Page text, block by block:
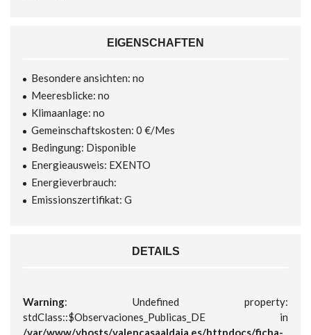
EIGENSCHAFTEN
Besondere ansichten: no
Meeresblicke: no
Klimaanlage: no
Gemeinschaftskosten: 0 €/Mes
Bedingung: Disponible
Energieausweis: EXENTO
Energieverbrauch:
Emissionszertifikat: G
DETAILS
Warning: Undefined property:
stdClass::$Observaciones_Publicas_DE in
/var/www/vhosts/valencasaaldaia.es/httpdocs/ficha-